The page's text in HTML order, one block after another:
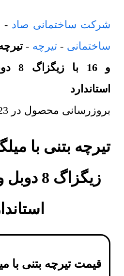
شرکت ساختمانی صاد -
ساختمانی -تیرچه -
استاندارد
بروزرسانی محصول در 23 تیر